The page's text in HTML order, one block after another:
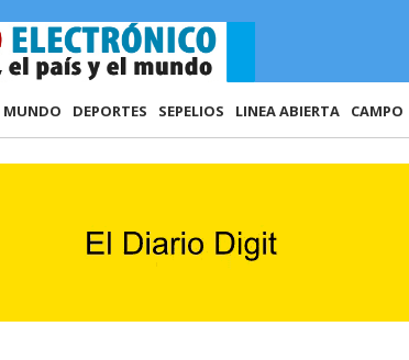
MUNDO DEPORTES SEPELIOS LINEA ABIERTA CAMPO